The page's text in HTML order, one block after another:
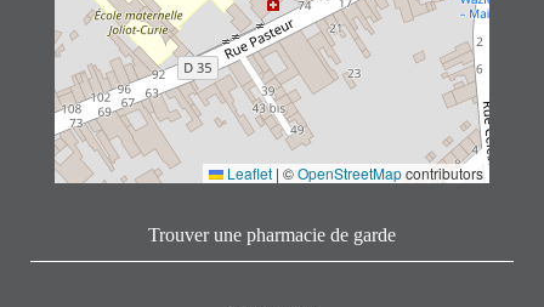
Leaflet | ©OpenStreetMapcontributors
Trouver une pharmacie de garde